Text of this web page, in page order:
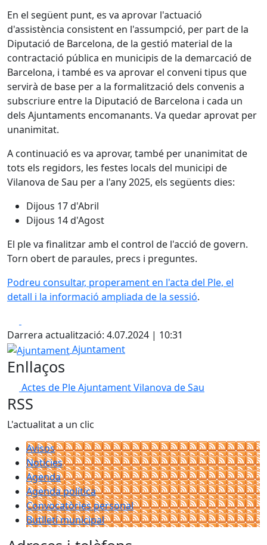
En el següent punt, es va aprovar l'actuació
d'assistència consistent en l'assumpció, per part de la
Diputació de Barcelona, de la gestió material de la
contractació pública en municipis de la demarcació de
Barcelona, i també es va aprovar el conveni tipus que
servirà de base per a la formalització dels convenis a
subscriure entre la Diputació de Barcelona i cada un
dels Ajuntaments encomanants. Va quedar aprovat per
unanimitat.
A continuació es va aprovar, també per unanimitat de
tots els regidors, les festes locals del municipi de
Vilanova de Sau per a l'any 2025, els següents dies:
Dijous 17 d'Abril
Dijous 14 d'Agost
El ple va finalitzar amb el control de l'acció de govern.
Torn obert de paraules, precs i preguntes.
Podreu consultar, properament en l'acta del Ple, el
detall i la informació ampliada de la sessió.
Darrera actualització: 4.07.2024 | 10:31
Ajuntament
Ajuntament
Enllaços
Actes de Ple Ajuntament Vilanova de Sau
RSS
L'actualitat a un clic
Avisos
Notícies
Agenda
Agenda política
Convocatòries personal
Butlletí municipal